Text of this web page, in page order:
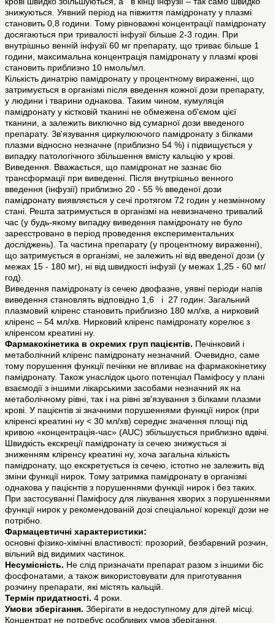
знижуються. Уявний період на півжиття памідронату у плазмі
становить 0,8 години. Тому рівноважні концентрації памідронату
досягаються при тривалості інфузії більше 2-3 годин. При
внутрішньо венній інфузії 60 мг препарату, що триває більше 1
години, максимальна концентрація памідронату у плазмі крові
становить приблизно 10 нмоль/мл.
Кількість динатрію памідронату у процентному вираженні, що
затримується в організмі після введення кожної дози препарату,
у людини і тварини однакова. Таким чином, кумуляція
памідронату у кістковій тканині не обмежена об'ємом цієї
тканини, а залежить виключно від сумарної дози введеного
препарату. Зв'язування циркулюючого памідронату з білками
плазми відносно незначне (приблизно 54 %) і підвищується у
випадку патологічного збільшення вмісту кальцію у крові.
Виведення. Вважається, що памідронат не зазнає біо
трансформації при виведенні. Після внутрішньо венного
введення (інфузії) приблизно 20 - 55 % введеної дози
памідронату виявляється у сечі протягом 72 годин у незмінному
стані. Решта затримується в організмі на невизначено тривалий
час (у будь-якому випадку виведення памідронату не було
зареєстровано в період проведення експериментальних
досліджень). Та частина препарату (у процентному вираженні),
що затримується в організмі, не залежить ні від введеної дози (у
межах 15 - 180 мг), ні від швидкості інфузії (у межах 1,25 - 60 мг/
год).
Виведення памідронату із сечею двофазне, уявні періоди напів
виведення становлять відповідно 1,6 і 27 годин. Загальний
плазмовий кліренс становить приблизно 180 мл/хв, а нирковий
кліренс – 54 мл/хв. Нирковий кліренс памідронату корелює з
кліренсом креатині ну.
Фармакокінетика в окремих груп пацієнтів. Печінковий і
метаболічний кліренс памідронату незначний. Очевидно, саме
тому порушення функції печінки не впливає на фармакокінетику
памідронату. Також унаслідок цього потенціал Паміфосу у плані
взаємодії з іншими лікарськими засобами незначний як на
метаболічному рівні, так і на рівні зв'язування з білками плазми
крові. У пацієнтів зі значними порушеннями функції нирок (при
кліренсі креатині ну < 30 мл/хв) середнє значення площі під
кривою «концентрація-час» (AUC) збільшується приблизно вдвічі.
Швидкість екскреції памідронату із сечею знижується зі
зниженням кліренсу креатині ну, хоча загальна кількість
памідронату, що екскретується із сечею, істотно не залежить від
зміни функції нирок. Тому затримка памідронату в організмі
однакова у пацієнтів з порушеннями функції нирок і без таких.
При застосуванні Паміфосу для лікування хворих з порушеннями
функції нирок у рекомендованій дозі спеціальної корекції дози не
потрібно.
Фармацевтичні характеристики:
основні фізико-хімічні властивості: прозорий, безбарвний розчин,
вільний від видимих частинок.
Несумісність. Не слід призначати препарат разом з іншими біс
фосфонатами, а також використовувати для приготування
розчину препарати, які містять кальцій.
Термін придатності. 4 роки.
Умови зберігання. Зберігати в недоступному для дітей місці.
Концентрат не потребує особливих умов зберігання.